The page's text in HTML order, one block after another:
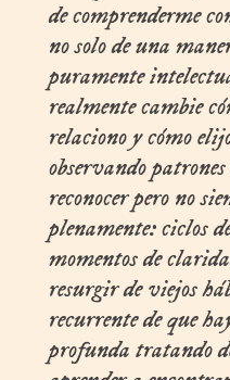
de comprenderme
no solo de una
puramente
realmente cambie
relaciono y cómo
observando
reconocer pero no
plenamente: ciclos
momentos de
resurgir de viejos
recurrente de que
profunda tratando